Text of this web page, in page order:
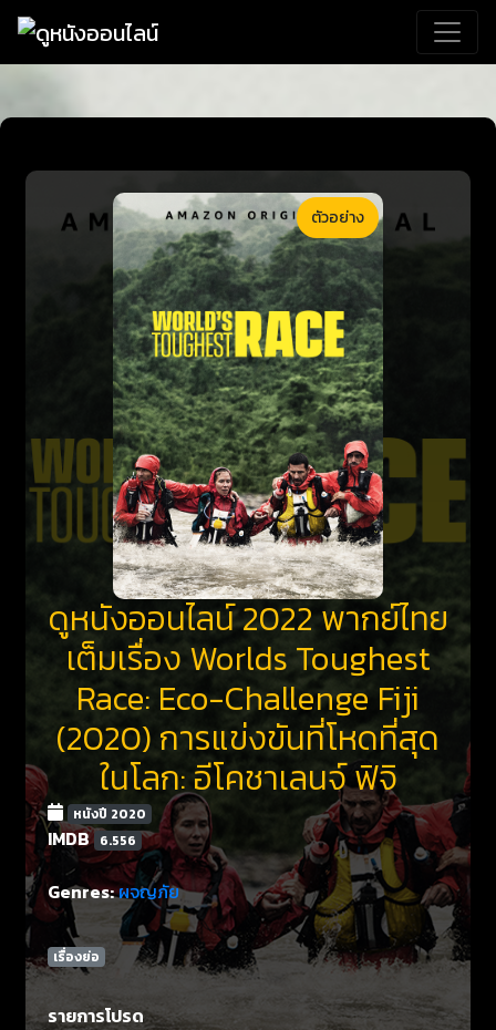
ตัวอย่าง
ดูหนังออนไลน์ 2022 พากย์ไทย
เต็มเรื่อง Worlds Toughest
Race: Eco-Challenge Fiji
(2020) การแข่งขันที่โหดที่สุด
ในโลก: อีโคชาเลนจ์ ฟิจิ
หนังปี 2020
IMDB 6.556
Genres:ผจญภัย
เรื่องย่อ
รายการโปรด